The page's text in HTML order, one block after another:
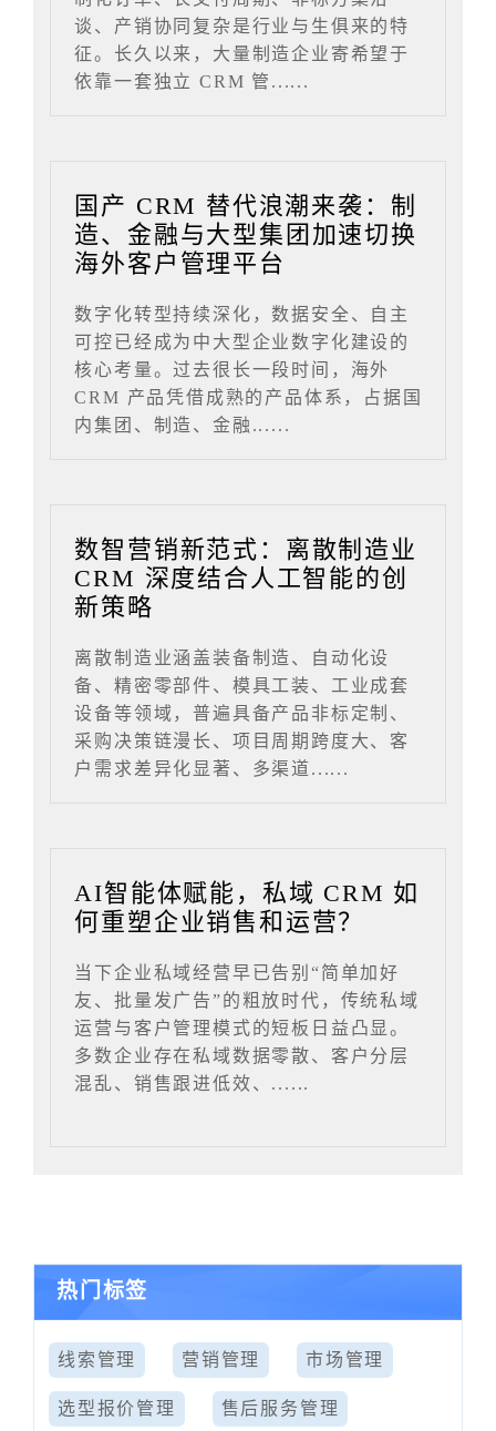
谈、产销协同复杂是行业与生俱来的特
征。长久以来，大量制造企业寄希望于
依靠一套独立 CRM 管......
国产 CRM 替代浪潮来袭：制
造、金融与大型集团加速切换
海外客户管理平台
数字化转型持续深化，数据安全、自主
可控已经成为中大型企业数字化建设的
核心考量。过去很长一段时间，海外
CRM 产品凭借成熟的产品体系，占据国
内集团、制造、金融......
数智营销新范式：离散制造业
CRM 深度结合人工智能的创
新策略
离散制造业涵盖装备制造、自动化设
备、精密零部件、模具工装、工业成套
设备等领域，普遍具备产品非标定制、
采购决策链漫长、项目周期跨度大、客
户需求差异化显著、多渠道......
AI智能体赋能，私域 CRM 如
何重塑企业销售和运营？
当下企业私域经营早已告别“简单加好
友、批量发广告”的粗放时代，传统私域
运营与客户管理模式的短板日益凸显。
多数企业存在私域数据零散、客户分层
混乱、销售跟进低效、......
热门标签
线索管理 营销管理 市场管理
选型报价管理 售后服务管理